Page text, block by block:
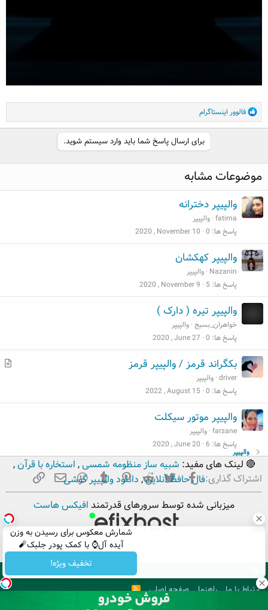
شمارش معکوس برای رسیدن به وزن
آیده آل⌚ با کمک پودر جلبک🧨
تخفیف ویژه!
R
e
o
n
s
:
فالوور اینستاگرام
برای ارسال پاسخ شما باید وارد سیستم شوید.
موضوعات مشابه
والپیپر دخترانه
fatima والپیپر
پاسخ ها 0
2020 , November 10
والپیپر کهکشان
Nazanin والپیپر
پاسخ ها 5
2020 , November 9
والپیپر تیره ( دارک )
خواهران_بسیج والپیپر
پاسخ ها 0
2020 , June 27
م
بکگراند قرمز / والپیپر قرمز
driver والپیپر
پاسخ ها 0
2022 , August 15
والپیپر موتور سیکلت
farzane والپیپر
پاسخ ها 6
2020 , June 20
اشتراک گذاری: فیسبوکتویتر Reddit
Pinterest
Tumblr
WhatsApp
ایمیل
والپیپر
🔴 لینک های مفید: شبیه ساز منظومه شمسی, استخاره با قرآن,
فال حافظ آنلاین, دانلود والپیپر گوشی
میزبانی شده توسط سرورهای قدرتمند افیکس هاست
ارتباط با ما
راهنما صفحه اصلی
R
S